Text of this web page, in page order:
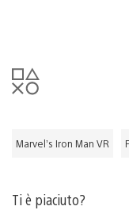
Marvel’s Iron Man VR
Ti è piaciuto?